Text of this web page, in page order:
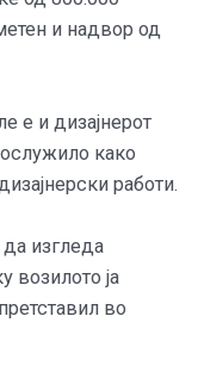
и надвор од
е и дизајнерот
како
работи.
изгледа
возилото ја
во